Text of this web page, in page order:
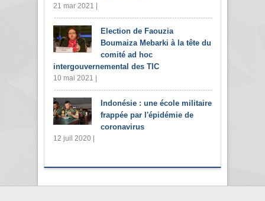
21 mar 2021 |
Election de Faouzia
Boumaiza Mebarki à la tête du
comité ad hoc
intergouvernemental des TIC
10 mai 2021 |
Indonésie : une école militaire
frappée par l'épidémie de
coronavirus
12 juil 2020 |